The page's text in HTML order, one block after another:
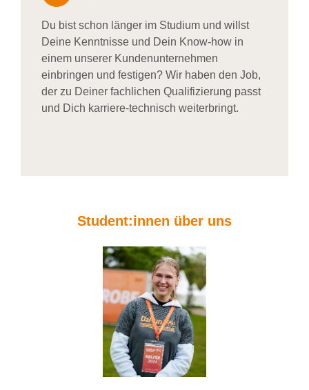
Du bist schon länger im Studium und willst
Deine Kenntnisse und Dein Know-how in
einem unserer Kundenunternehmen
einbringen und festigen? Wir haben den Job,
der zu Deiner fachlichen Qualifizierung passt
und Dich karriere-technisch weiterbringt.
Student:innen über uns